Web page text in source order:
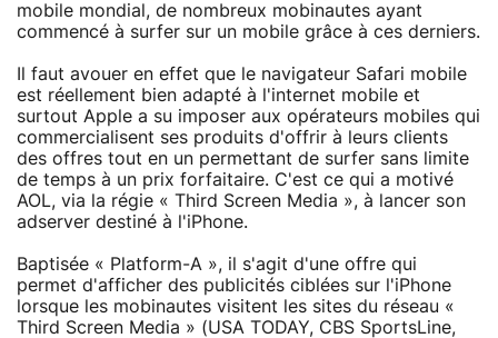
mobile mondial, de nombreux mobinautes ayant
commencé à surfer sur un mobile grâce à ces derniers.
Il faut avouer en effet que le navigateur Safari mobile
est réellement bien adapté à l'internet mobile et
surtout Apple a su imposer aux opérateurs mobiles qui
commercialisent ses produits d'offrir à leurs clients
des offres tout en un permettant de surfer sans limite
de temps à un prix forfaitaire. C'est ce qui a motivé
AOL, via la régie « Third Screen Media », à lancer son
adserver destiné à l'iPhone.
Baptisée « Platform-A », il s'agit d'une offre qui
permet d'afficher des publicités ciblées sur l'iPhone
lorsque les mobinautes visitent les sites du réseau «
Third Screen Media » (USA TODAY, CBS SportsLine,